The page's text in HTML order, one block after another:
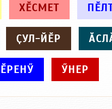
ХӖСМЕТ
ҪУЛ-ЙӖР
ӲНЕР